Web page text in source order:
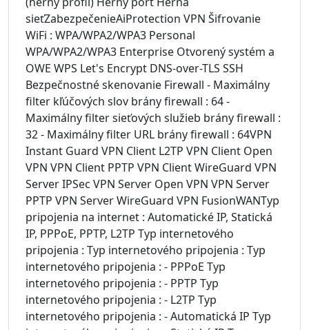
sieťZabezpečenieAiProtection VPN Šifrovanie
WiFi : WPA/WPA2/WPA3 Personal
WPA/WPA2/WPA3 Enterprise Otvorený systém a
OWE WPS Let's Encrypt DNS-over-TLS SSH
Bezpečnostné skenovanie Firewall - Maximálny
filter kľúčových slov brány firewall : 64 -
Maximálny filter sieťových služieb brány firewall :
32 - Maximálny filter URL brány firewall : 64VPN
Instant Guard VPN Client L2TP VPN Client Open
VPN VPN Client PPTP VPN Client WireGuard VPN
Server IPSec VPN Server Open VPN VPN Server
PPTP VPN Server WireGuard VPN FusionWANTyp
pripojenia na internet : Automatické IP, Statická
IP, PPPoE, PPTP, L2TP Typ internetového
pripojenia : Typ internetového pripojenia : Typ
internetového pripojenia : - PPPoE Typ
internetového pripojenia : - PPTP Typ
internetového pripojenia : - L2TP Typ
internetového pripojenia : - Automatická IP Typ